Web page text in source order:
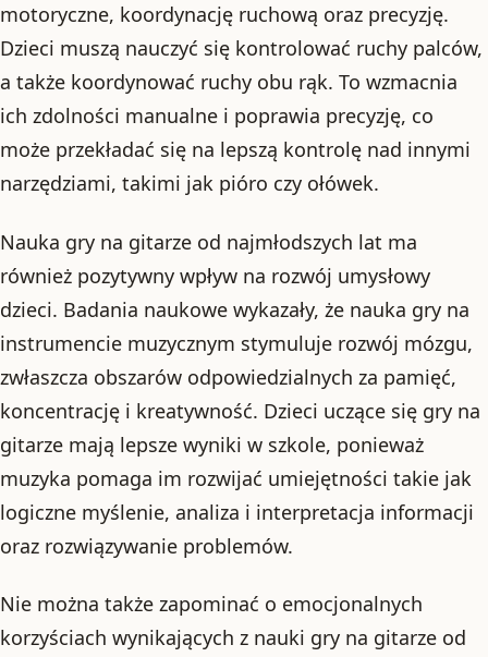
motoryczne, koordynację ruchową oraz precyzję.
Dzieci muszą nauczyć się kontrolować ruchy palców,
a także koordynować ruchy obu rąk. To wzmacnia
ich zdolności manualne i poprawia precyzję, co
może przekładać się na lepszą kontrolę nad innymi
narzędziami, takimi jak pióro czy ołówek.
Nauka gry na gitarze od najmłodszych lat ma
również pozytywny wpływ na rozwój umysłowy
dzieci. Badania naukowe wykazały, że nauka gry na
instrumencie muzycznym stymuluje rozwój mózgu,
zwłaszcza obszarów odpowiedzialnych za pamięć,
koncentrację i kreatywność. Dzieci uczące się gry na
gitarze mają lepsze wyniki w szkole, ponieważ
muzyka pomaga im rozwijać umiejętności takie jak
logiczne myślenie, analiza i interpretacja informacji
oraz rozwiązywanie problemów.
Nie można także zapominać o emocjonalnych
korzyściach wynikających z nauki gry na gitarze od